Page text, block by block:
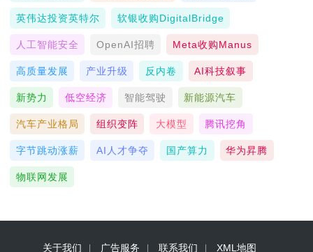
英伟达投资英特尔 软银收购DigitalBridge
人工智能安全 OpenAI招聘 Meta收购Manus
高质量发展 产业升级 反内卷 AI科技叙事
新势力 低空经济 智能驾驶 新能源汽车
汽车产业格局 组织变阵 大模型 腾讯挖角
字节跳动涨薪 AI人才争夺 国产算力 华为昇腾
物联网发展
关于我们 广告服务 联系我们 XML地图